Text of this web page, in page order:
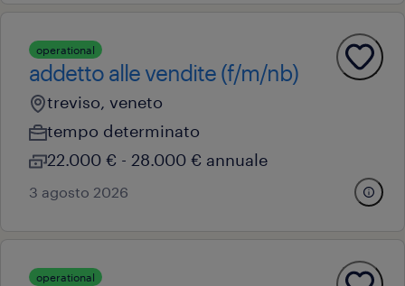
operational
addetto alle vendite (f/m/nb)
treviso, veneto
tempo determinato
22.000 € - 28.000 € annuale
3 agosto 2026
operational